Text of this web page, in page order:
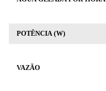
POTÊNCIA (W)
VAZÃO